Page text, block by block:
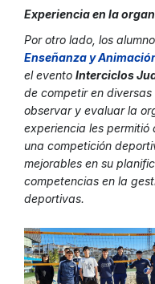
Experiencia en la
Por otro lado, los
Enseñanza y
el evento Interciclos
de competir en
observar y evaluar la
experiencia les
una competición
mejorables en su
competencias en la
deportivas.